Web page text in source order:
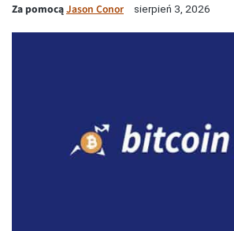
Za pomocąJason Conor sierpień 3, 2026